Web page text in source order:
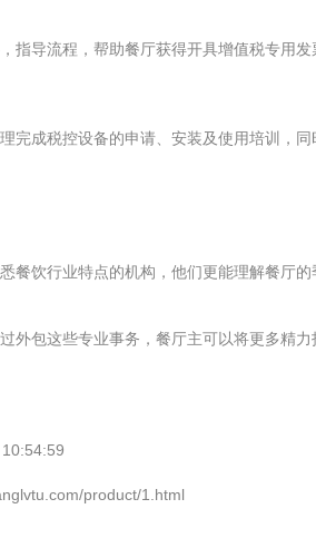
导流程，帮助餐厅获得开具增值税专用
成税控设备的申请、安装及使用培训，
饮行业特点的机构，他们更能理解餐厅的
包这些专业事务，餐厅主可以将更多精
product/1.html